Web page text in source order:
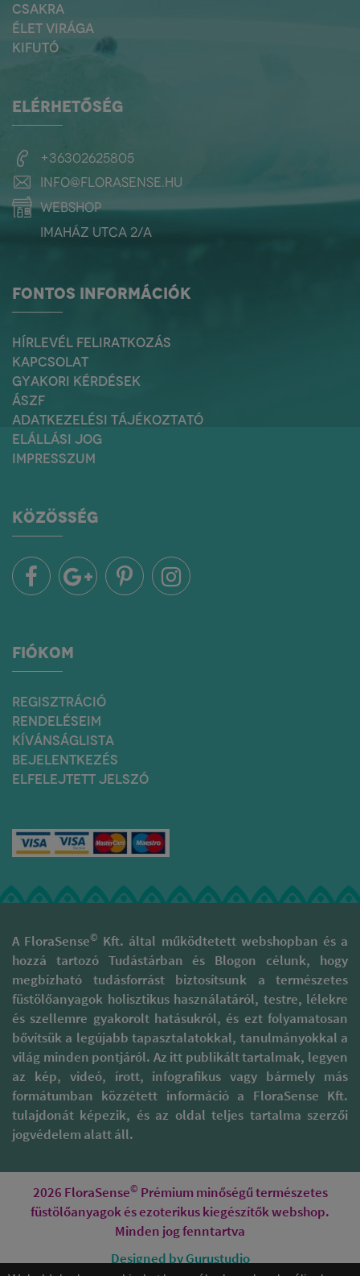
CSAKRA
ÉLET VIRÁGA
KIFUTÓ
ELÉRHETŐSÉG
+36302625805
info@florasense.hu
webshop
Imaház utca 2/a
FONTOS INFORMÁCIÓK
HÍRLEVÉL FELIRATKOZÁS
KAPCSOLAT
GYAKORI KÉRDÉSEK
ÁSZF
ADATKEZELÉSI TÁJÉKOZTATÓ
ELÁLLÁSI JOG
IMPRESSZUM
KÖZÖSSÉG
FIÓKOM
REGISZTRÁCIÓ
RENDELÉSEIM
KÍVÁNSÁGLISTA
BEJELENTKEZÉS
ELFELEJTETT JELSZÓ
A FloraSense© Kft. által működtetett webshopban és a
hozzá tartozó Tudástárban és Blogon célunk, hogy
megbízható tudásforrást biztosítsunk a természetes
füstölőanyagok holisztikus használatáról, testre, lélekre
és szellemre gyakorolt hatásukról, és ezt folyamatosan
bővítsük a legújabb tapasztalatokkal, tanulmányokkal a
világ minden pontjáról. Az itt publikált tartalmak, legyen
az kép, videó, írott, infografikus vagy bármely más
formátumban közzétett információ a FloraSense Kft.
tulajdonát képezik, és az oldal teljes tartalma szerzői
jogvédelem alatt áll.
2026 FloraSense© Prémium minőségű természetes
füstölőanyagok és ezoterikus kiegészítők webshop.
Minden jog fenntartva
Designed by Gurustudio